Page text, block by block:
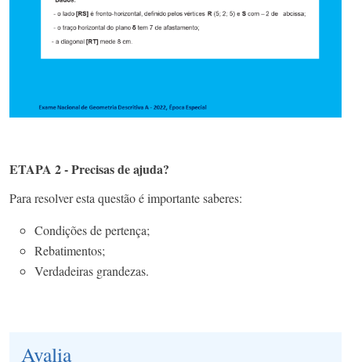
ETAPA 2 - Precisas de ajuda?
Para resolver esta questão é importante saberes:
Condições de pertença;
Rebatimentos;
Verdadeiras grandezas.
Avalia